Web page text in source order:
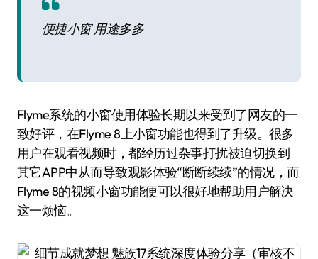
便捷小窗 用途多多
Flyme系统的小窗使用体验长期以来受到了网友的一
致好评，在Flyme 8上小窗功能也得到了升级。很多
用户在观看视频时，都经历过杂事打扰被迫切换到
其它APP中从而导致观影体验“断断续续”的情况，而
Flyme 8的视频小窗功能便可以很好地帮助用户解决
这一烦恼。